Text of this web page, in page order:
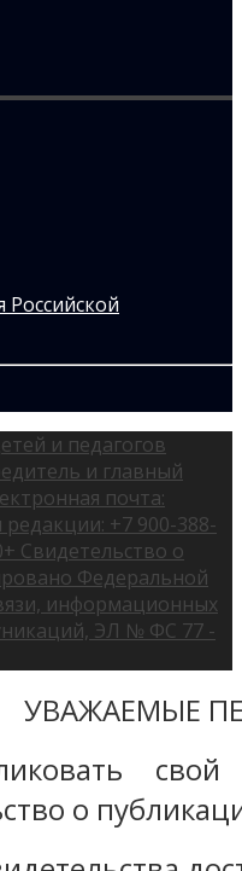
и педагогов
и главный
почта:
+7 900-388-
Свидетельство о
Федеральной
информационных
ЭЛ № ФС 77 -
УВАЖАЕМЫЕ
о